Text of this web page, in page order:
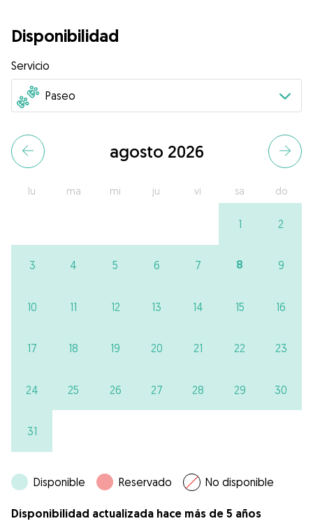
Disponibilidad
Servicio
agosto 2026
lu ma mi ju vi sa do
1 2
3 4 5 6 7 8 9
10 11 12 13 14 15 16
17 18 19 20 21 22 23
24 25 26 27 28 29 30
31
Disponible Reservado No disponible
Disponibilidad actualizada hace más de 5 años